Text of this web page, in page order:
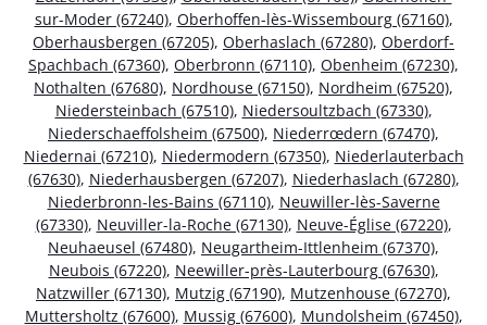
sur-Moder (67240), Oberhoffen-lès-Wissembourg (67160),
Oberhausbergen (67205), Oberhaslach (67280), Oberdorf-
Spachbach (67360), Oberbronn (67110), Obenheim (67230),
Nothalten (67680), Nordhouse (67150), Nordheim (67520),
Niedersteinbach (67510), Niedersoultzbach (67330),
Niederschaeffolsheim (67500), Niederrœdern (67470),
Niedernai (67210), Niedermodern (67350), Niederlauterbach
(67630), Niederhausbergen (67207), Niederhaslach (67280),
Niederbronn-les-Bains (67110), Neuwiller-lès-Saverne
(67330), Neuviller-la-Roche (67130), Neuve-Église (67220),
Neuhaeusel (67480), Neugartheim-Ittlenheim (67370),
Neubois (67220), Neewiller-près-Lauterbourg (67630),
Natzwiller (67130), Mutzig (67190), Mutzenhouse (67270),
Muttersholtz (67600), Mussig (67600), Mundolsheim (67450),